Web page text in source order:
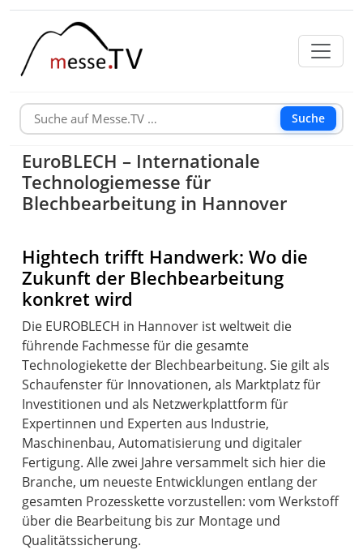
Suche
EuroBLECH – Internationale
Technologiemesse für
Blechbearbeitung in Hannover
Hightech trifft Handwerk: Wo die
Zukunft der Blechbearbeitung
konkret wird
Die EUROBLECH in Hannover ist weltweit die
führende Fachmesse für die gesamte
Technologiekette der Blechbearbeitung. Sie gilt als
Schaufenster für Innovationen, als Marktplatz für
Investitionen und als Netzwerkplattform für
Expertinnen und Experten aus Industrie,
Maschinenbau, Automatisierung und digitaler
Fertigung. Alle zwei Jahre versammelt sich hier die
Branche, um neueste Entwicklungen entlang der
gesamten Prozesskette vorzustellen: vom Werkstoff
über die Bearbeitung bis zur Montage und
Qualitätssicherung.